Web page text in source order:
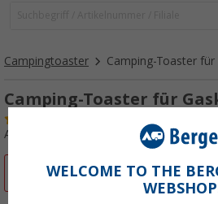
Campingtoaster Camping-Toaster für
Camping-Toaster für
Art.-Nr.: 470510
WELCOME TO THE